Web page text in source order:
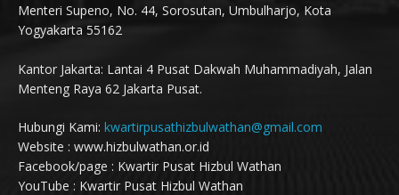
Menteri Supeno, No. 44, Sorosutan, Umbulharjo, Kota
Yogyakarta 55162
Kantor Jakarta: Lantai 4 Pusat Dakwah Muhammadiyah, Jalan
Menteng Raya 62 Jakarta Pusat.
Hubungi Kami: kwartirpusathizbulwathan@gmail.com
Website : www.hizbulwathan.or.id
Facebook/page : Kwartir Pusat Hizbul Wathan
YouTube : Kwartir Pusat Hizbul Wathan